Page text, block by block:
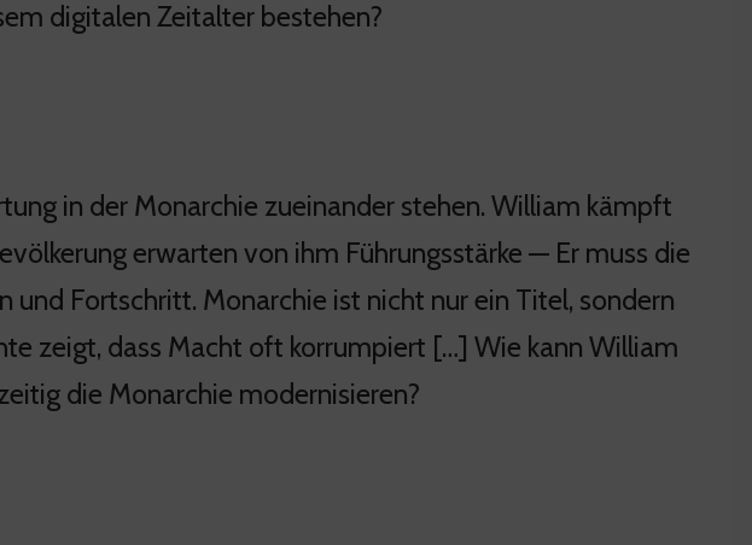
digitalen Zeitalter bestehen?
in der Monarchie zueinander stehen. William kämpft
erwarten von ihm Führungsstärke — Er muss die
und Fortschritt. Monarchie ist nicht nur ein Titel, sondern
zeigt, dass Macht oft korrumpiert […] Wie kann William
die Monarchie modernisieren?